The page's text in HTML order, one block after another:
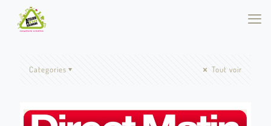
Categories Tout voir